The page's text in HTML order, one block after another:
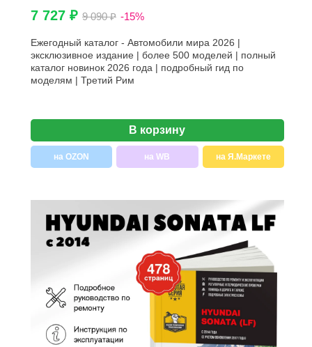
7 727 ₽ 9 090 ₽ -15%
Ежегодный каталог - Автомобили мира 2026 |
эксклюзивное издание | более 500 моделей | полный
каталог новинок 2026 года | подробный гид по
моделям | Третий Рим
В корзину
на OZON на WB на Я.Маркете